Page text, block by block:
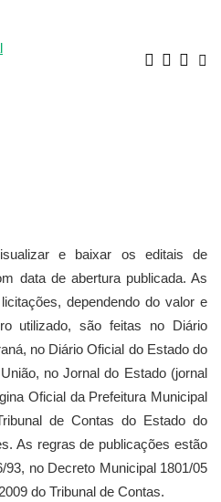
e baixar os editais de
data de abertura publicada. As
dependendo do valor e
utilizado, são feitas no Diário
no Diário Oficial do Estado do
no Jornal do Estado (jornal
Oficial da Prefeitura Municipal
de Contas do Estado do
As regras de publicações estão
no Decreto Municipal 1801/05
do Tribunal de Contas.